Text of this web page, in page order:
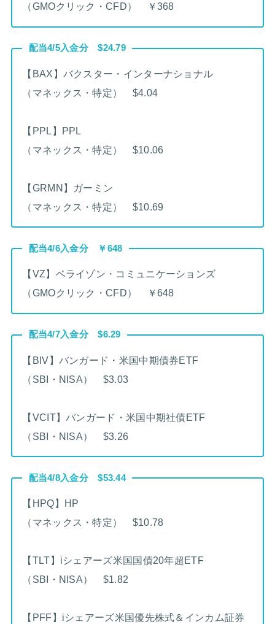
（GMOクリック・CFD） ￥368
配当4/5入金分 $24.79
【BAX】バクスター・インターナショナル
（マネックス・特定） $4.04
【PPL】PPL
（マネックス・特定） $10.06
【GRMN】ガーミン
（マネックス・特定） $10.69
配当4/6入金分 ￥648
【VZ】ベライゾン・コミュニケーションズ
（GMOクリック・CFD） ￥648
配当4/7入金分 $6.29
【BIV】バンガード・米国中期債券ETF
（SBI・NISA） $3.03
【VCIT】バンガード・米国中期社債ETF
（SBI・NISA） $3.26
配当4/8入金分 $53.44
【HPQ】HP
（マネックス・特定） $10.78
【TLT】iシェアーズ米国国債20年超ETF
（SBI・NISA） $1.82
【PFF】iシェアーズ米国優先株式＆インカム証券